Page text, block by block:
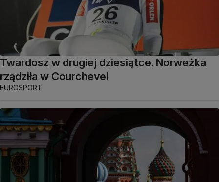
Twardosz w drugiej dziesiątce. Norweżka
rządziła w Courchevel
EUROSPORT